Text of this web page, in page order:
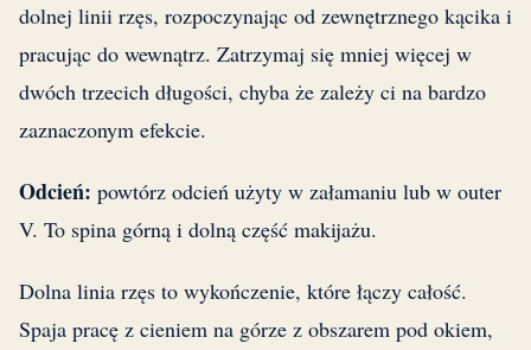
dolnej linii rzęs, rozpoczynając od zewnętrznego kącika i
pracując do wewnątrz. Zatrzymaj się mniej więcej w
dwóch trzecich długości, chyba że zależy ci na bardzo
zaznaczonym efekcie.
Odcień: powtórz odcień użyty w załamaniu lub w outer
V. To spina górną i dolną część makijażu.
Dolna linia rzęs to wykończenie, które łączy całość.
Spaja pracę z cieniem na górze z obszarem pod okiem,